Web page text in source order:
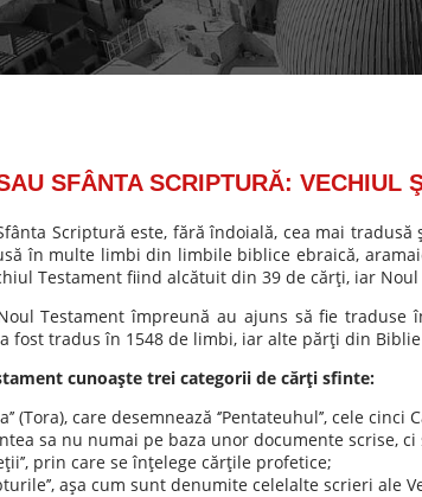
SFÂNTA SCRIPTURĂ: VECHIUL
Scriptură este, fără îndoială, cea mai
în multe limbi din limbile biblice ebraică,
Testament fiind alcătuit din 39 de cărţi, iar
Testament împreună au ajuns să fie
fost tradus în 1548 de limbi, iar alte părţi din
cunoaşte trei categorii de cărţi sfinte:
(Tora), care desemnează ‘’Pentateuhul’’,
sa nu numai pe baza unor documente scrise,
prin care se înţelege cărţile profetice;
aşa cum sunt denumite celelalte scrieri ale